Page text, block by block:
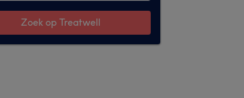
Zoek op Treatwell